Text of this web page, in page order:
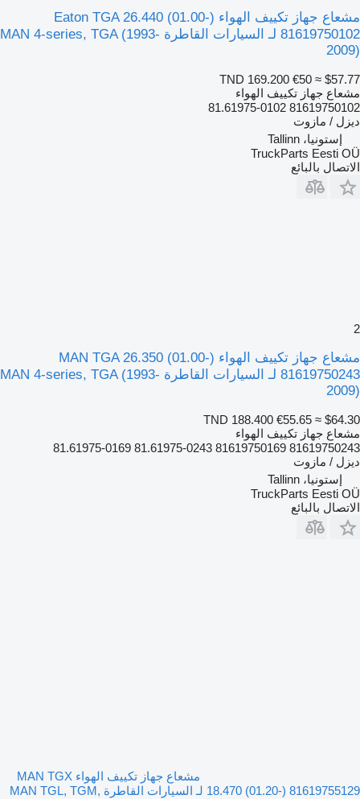
مشعاع جهاز تكييف الهواء Eaton TGA 26.440 (01.00-)
81619750102 لـ السيارات القاطرة MAN 4-series, TGA (1993-
2009)
TND 169.200 €50 ≈ $57.77
مشعاع جهاز تكييف الهواء
81619750102 81.61975-0102
ديزل / مازوت
إستونيا، Tallinn
TruckParts Eesti OÜ
الاتصال بالبائع
2
مشعاع جهاز تكييف الهواء MAN TGA 26.350 (01.00-)
81619750243 لـ السيارات القاطرة MAN 4-series, TGA (1993-
2009)
TND 188.400 €55.65 ≈ $64.30
مشعاع جهاز تكييف الهواء
81619750243 81619750169 81.61975-0243 81.61975-0169
ديزل / مازوت
إستونيا، Tallinn
TruckParts Eesti OÜ
الاتصال بالبائع
مشعاع جهاز تكييف الهواء MAN TGX
18.470 (01.20-) 81619755129 لـ السيارات القاطرة MAN TGL, TGM,